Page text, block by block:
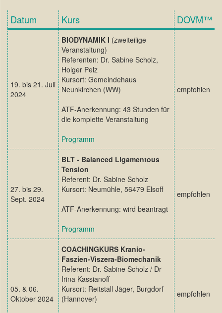
Datum Kurs DOVM™
19. bis 21. Juli
2024
BIODYNAMIK I (zweiteilige
Veranstaltung)
Referenten: Dr. Sabine Scholz,
Holger Pelz
Kursort: Gemeindehaus
Neunkirchen (WW)
ATF-Anerkennung: 43 Stunden für
die komplette Veranstaltung
Programm
empfohlen
27. bis 29.
Sept. 2024
BLT - Balanced Ligamentous
Tension
Referent: Dr. Sabine Scholz
Kursort: Neumühle, 56479 Elsoff
ATF-Anerkennung: wird beantragt
Programm
empfohlen
05. & 06.
Oktober 2024
COACHINGKURS Kranio-
Faszien-Viszera-Biomechanik
Referent: Dr. Sabine Scholz / Dr
Irina Kassianoff
Kursort: Reitstall Jäger, Burgdorf
(Hannover)
empfohlen